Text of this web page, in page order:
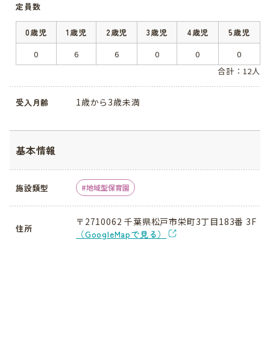
定員数
0歳児 1歳児 2歳児 3歳児 4歳児
5歳児
0
6 6 0 0
0
合計：12人
受入月齢 1歳から3歳未満
基本情報
施設類型 地域型保育園
住所
〒2710062 千葉県松戸市栄町3丁目183番 3F
（GoogleMapで見る）